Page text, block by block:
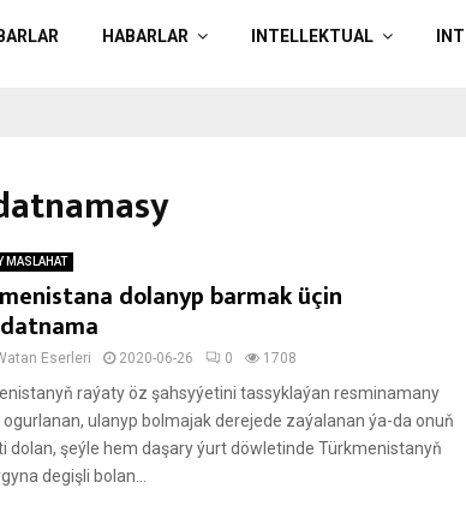
HABARLAR INTELLEKTUAL
MASLAHAT
dolanyp barmak üçin
Eserleri 2020-06-26 0 1708
raýaty öz şahsyýetini tassyklaýan resminamany
ogurlanan, ulanyp bolmajak derejede zaýalanan ýa-da onuň
dolan, şeýle hem daşary ýurt döwletinde Türkmenistanyň
degişli bolan...